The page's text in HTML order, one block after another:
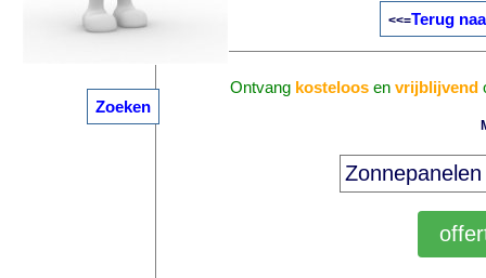
Zoeken
<<=Terug
Ontvang kosteloos envrijblijvend